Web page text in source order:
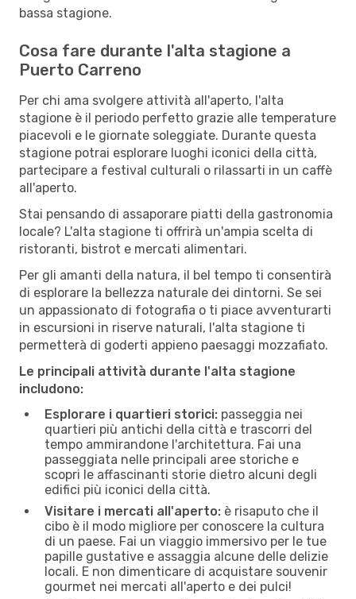
bassa stagione.
Cosa fare durante l'alta stagione a
Puerto Carreno
Per chi ama svolgere attività all'aperto, l'alta
stagione è il periodo perfetto grazie alle temperature
piacevoli e le giornate soleggiate. Durante questa
stagione potrai esplorare luoghi iconici della città,
partecipare a festival culturali o rilassarti in un caffè
all'aperto.
Stai pensando di assaporare piatti della gastronomia
locale? L'alta stagione ti offrirà un'ampia scelta di
ristoranti, bistrot e mercati alimentari.
Per gli amanti della natura, il bel tempo ti consentirà
di esplorare la bellezza naturale dei dintorni. Se sei
un appassionato di fotografia o ti piace avventurarti
in escursioni in riserve naturali, l'alta stagione ti
permetterà di goderti appieno paesaggi mozzafiato.
Le principali attività durante l'alta stagione
includono:
Esplorare i quartieri storici: passeggia nei
quartieri più antichi della città e trascorri del
tempo ammirandone l'architettura. Fai una
passeggiata nelle principali aree storiche e
scopri le affascinanti storie dietro alcuni degli
edifici più iconici della città.
Visitare i mercati all'aperto: è risaputo che il
cibo è il modo migliore per conoscere la cultura
di un paese. Fai un viaggio immersivo per le tue
papille gustative e assaggia alcune delle delizie
locali. E non dimenticare di acquistare souvenir
gourmet nei mercati all'aperto e dei pulci!